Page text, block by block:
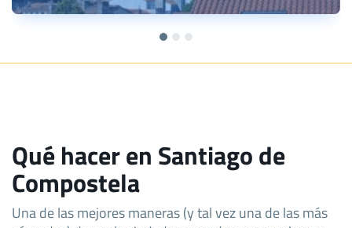
Qué hacer en Santiago de
Compostela
Una de las mejores maneras (y tal vez una de las más